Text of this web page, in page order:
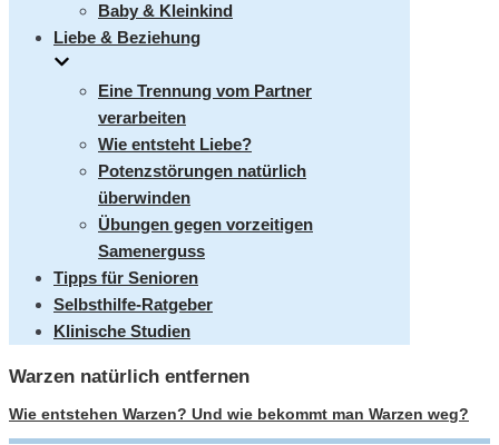
Baby & Kleinkind
Liebe & Beziehung
Eine Trennung vom Partner
verarbeiten
Wie entsteht Liebe?
Potenzstörungen natürlich
überwinden
Übungen gegen vorzeitigen
Samenerguss
Tipps für Senioren
Selbsthilfe-Ratgeber
Klinische Studien
Warzen natürlich entfernen
Wie entstehen Warzen? Und wie bekommt man Warzen weg?